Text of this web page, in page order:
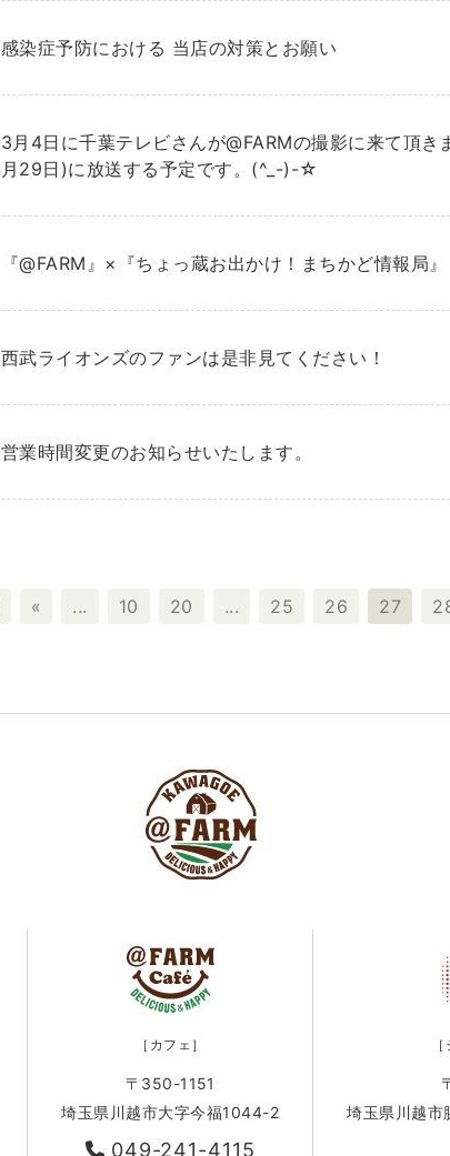
感染症予防における 当店の対策とお願い
3月4日に千葉テレビさんが@FARMの撮影に来て頂き
月29日)に放送する予定です。(^_-)-☆
『@FARM』×『ちょっ蔵お出かけ！まちかど情報局』
西武ライオンズのファンは是非見てください！
営業時間変更のお知らせいたします。
« ... 10 20 ... 25 26 27
［カフェ］
〒350-1151
埼玉県川越市大字今福1044-2
049-241-4115
埼玉県川越市